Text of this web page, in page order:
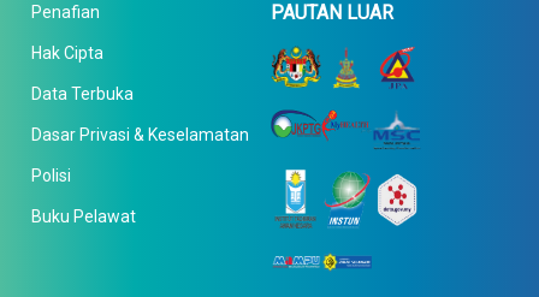
Penafian
Hak Cipta
Data Terbuka
Dasar Privasi & Keselamatan
Polisi
Buku Pelawat
PAUTAN LUAR